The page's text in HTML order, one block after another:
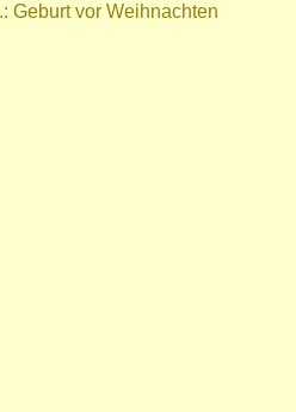
Geburt vor Weihnachten